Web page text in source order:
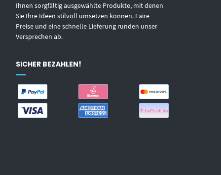
Ihnen sorgfältig ausgewählte Produkte, mit denen
Sie Ihre Ideen stilvoll umsetzen können. Faire
Preise und eine schnelle Lieferung runden unser
Versprechen ab.
SICHER BEZAHLEN!